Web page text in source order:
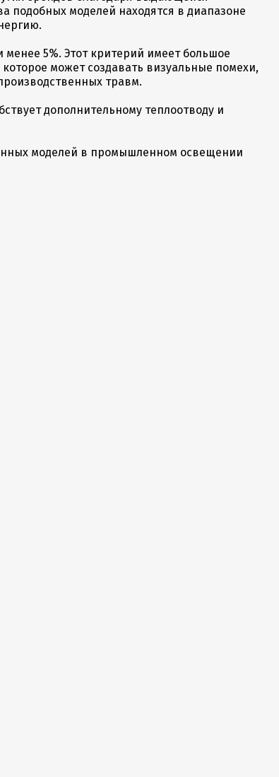
подобных моделей находятся в диапазоне
5%. Этот критерий имеет большое
может создавать визуальные помехи,
травм.
дополнительному теплоотводу и
моделей в промышленном освещении